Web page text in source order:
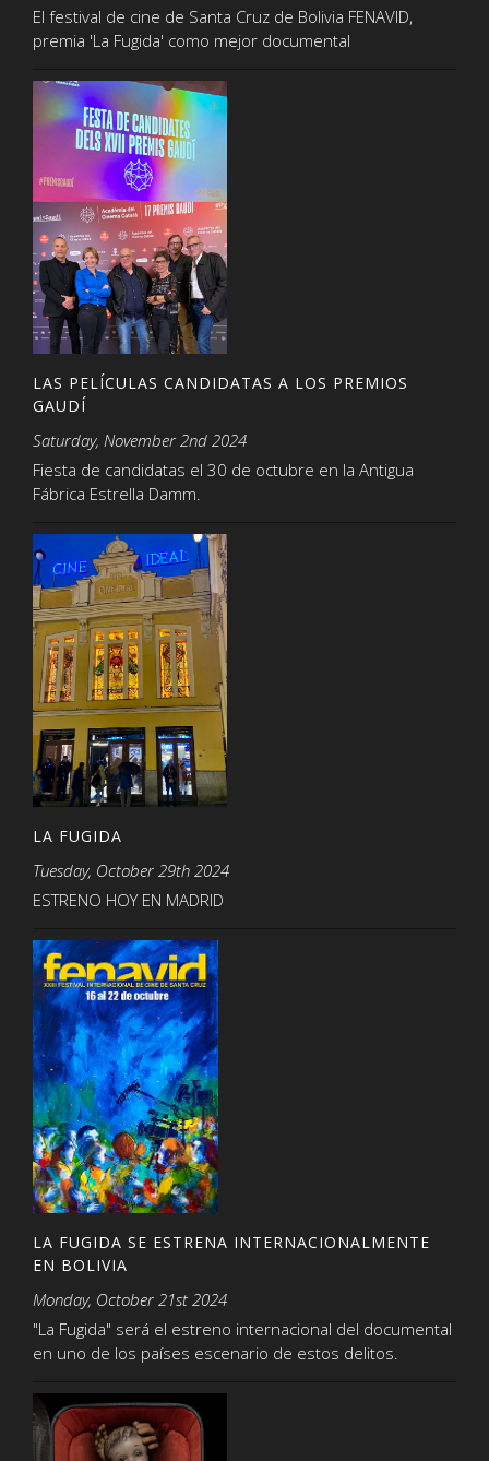
El festival de cine de Santa Cruz de Bolivia FENAVID,
premia 'La Fugida' como mejor documental
LAS PELÍCULAS CANDIDATAS A LOS PREMIOS
GAUDÍ
Saturday, November 2nd 2024
Fiesta de candidatas el 30 de octubre en la Antigua
Fábrica Estrella Damm.
LA FUGIDA
Tuesday, October 29th 2024
ESTRENO HOY EN MADRID
LA FUGIDA SE ESTRENA INTERNACIONALMENTE
EN BOLIVIA
Monday, October 21st 2024
"La Fugida" será el estreno internacional del documental
en uno de los países escenario de estos delitos.